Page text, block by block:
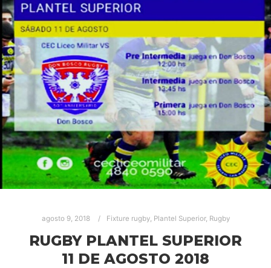
agosto 9, 2018 Fixture rugby, Plantel Superior, Rugby
RUGBY PLANTEL SUPERIOR
11 DE AGOSTO 2018